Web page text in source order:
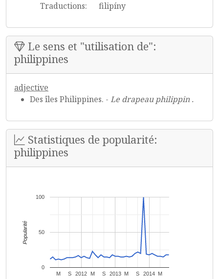
Traductions:
filipíny
Le sens et "utilisation de":
philippines
adjective
Des îles Philippines. - Le drapeau philippin .
Statistiques de popularité:
philippines
2012 2013 2014
M S M S M S M
0
50
100
Popularité